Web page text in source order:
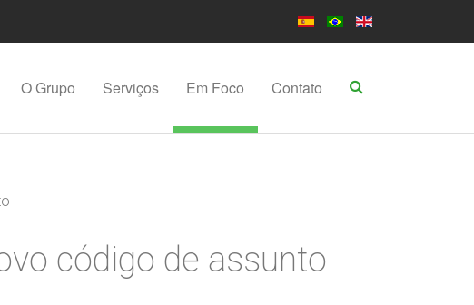
O Grupo Serviços Em Foco Contato
código de assunto